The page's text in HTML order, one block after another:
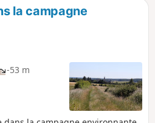
les prairies de la vallée du
sous-bois des Tailles de
la campagne
-53 m